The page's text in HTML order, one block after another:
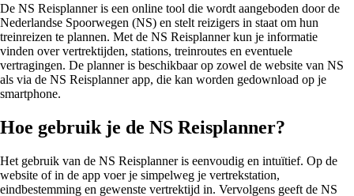
De NS Reisplanner is een online tool die wordt aangeboden door de
Nederlandse Spoorwegen (NS) en stelt reizigers in staat om hun
treinreizen te plannen. Met de NS Reisplanner kun je informatie
vinden over vertrektijden, stations, treinroutes en eventuele
vertragingen. De planner is beschikbaar op zowel de website van NS
als via de NS Reisplanner app, die kan worden gedownload op je
smartphone.
Hoe gebruik je de NS Reisplanner?
Het gebruik van de NS Reisplanner is eenvoudig en intuïtief. Op de
website of in de app voer je simpelweg je vertrekstation,
eindbestemming en gewenste vertrektijd in. Vervolgens geeft de NS